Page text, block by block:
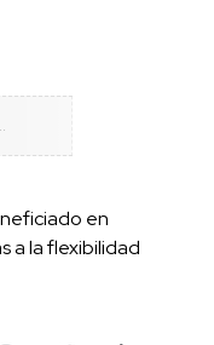
en
a la flexibilidad